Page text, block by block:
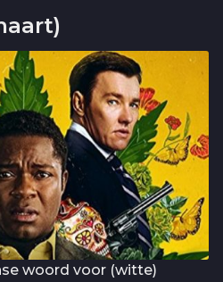
woord voor (witte)